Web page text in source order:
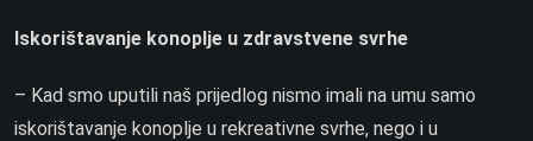
Iskorištavanje konoplje u zdravstvene svrhe
– Kad smo uputili naš prijedlog nismo imali na umu samo
iskorištavanje konoplje u rekreativne svrhe, nego i u